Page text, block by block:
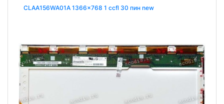
CLAA156WA01A 1366x768 1 ccfl 30 пин new